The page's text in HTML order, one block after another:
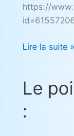
https://
Lire la suite »
Le
:
Le
poissoreille
photos